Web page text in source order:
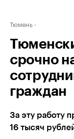
Тюмень
срочно
граждан
За эту работу
16 тысяч